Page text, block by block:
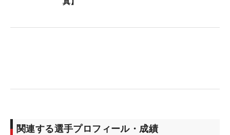
関連する選手プロフィール・成績